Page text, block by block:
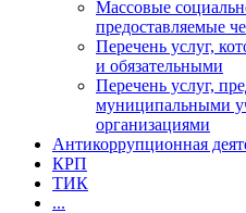
Массовые
предоставляемые
Перечень услуг,
и обязательными
Перечень услуг,
муниципальными
организациями
Антикоррупционная
КРП
ТИК
...